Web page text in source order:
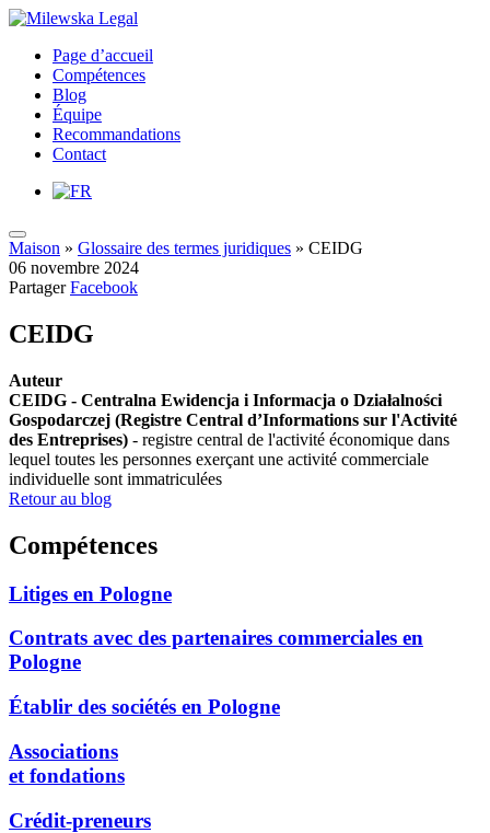
Page d’accueil
Compétences
Blog
Équipe
Recommandations
Contact
Maison » Glossaire des termes juridiques » CEIDG
06 novembre 2024
Partager Facebook
CEIDG
Auteur
CEIDG - Centralna Ewidencja i Informacja o Działalności
Gospodarczej (Registre Central d’Informations sur l'Activité
des Entreprises) - registre central de l'activité économique dans
lequel toutes les personnes exerçant une activité commerciale
individuelle sont immatriculées
Retour au blog
Compétences
Litiges en Pologne
Contrats avec des partenaires commerciales en
Pologne
Établir des sociétés en Pologne
Associations
et fondations
Crédit-preneurs